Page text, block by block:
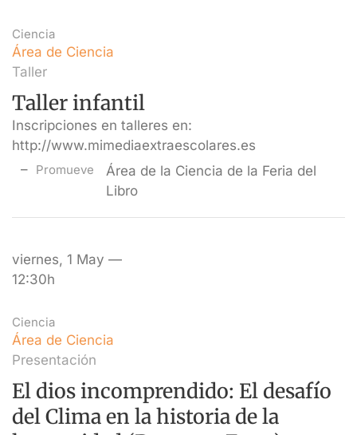
Ciencia
Área de Ciencia
Taller
Taller infantil
Inscripciones en talleres en:
http://www.mimediaextraescolares.es
Promueve
Área de la Ciencia de la Feria del
Libro
viernes, 1 May —
12:30h
Ciencia
Área de Ciencia
Presentación
El dios incomprendido: El desafío
del Clima en la historia de la